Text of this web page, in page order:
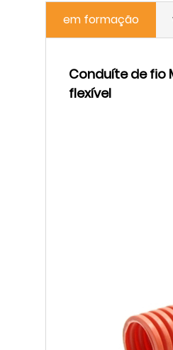
em formação
Conduíte de fio
flexível